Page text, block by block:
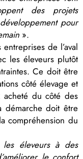
des projets
pour
».
de l’aval
les éleveurs plutôt
Ce doit être
côté élevage et
du côté des
démarche doit être
compréhension du
les éleveurs à des